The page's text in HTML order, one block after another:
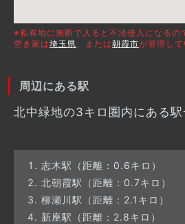
※私有地に無断で入ると不法侵入になるの
空き家は埼玉県、または朝霞市が管理して
周辺にある駅
北中緑地の3キロ圏内にある駅
志木駅（距離：0.6キロ）
北朝霞駅（距離：0.7キロ）
柳瀬川駅（距離：2.1キロ）
新座駅（距離：2.8キロ）